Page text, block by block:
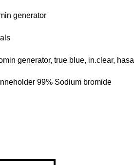
generator
generator, true blue, in.clear,
99% Sodium bromide